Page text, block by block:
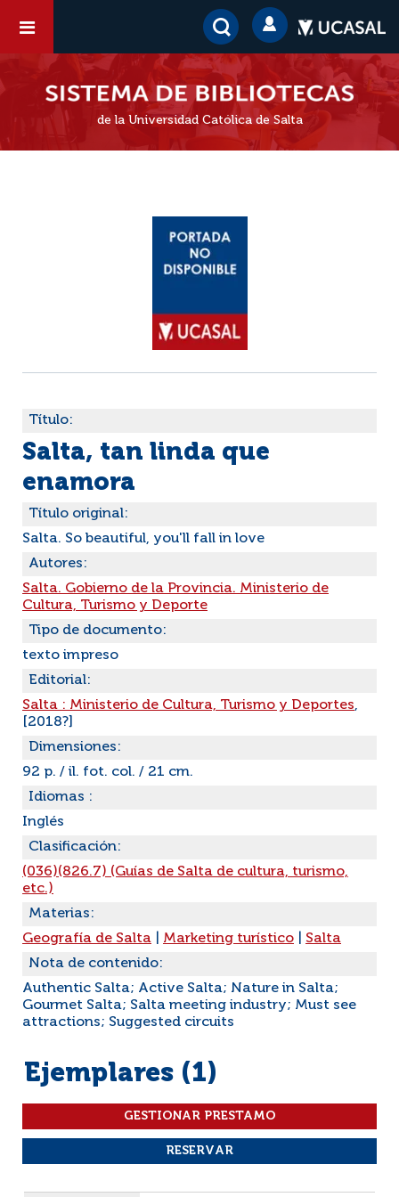
de la Universidad Católica de Salta
Título:
Salta, tan linda que
enamora
Título original:
Salta. So beautiful, you'll fall in love
Autores:
Salta. Gobierno de la Provincia. Ministerio de
Cultura, Turismo y Deporte
Tipo de documento:
texto impreso
Editorial:
Salta : Ministerio de Cultura, Turismo y Deportes,
[2018?]
Dimensiones:
92 p. / il. fot. col. / 21 cm.
Idiomas :
Inglés
Clasificación:
(036)(826.7) (Guías de Salta de cultura, turismo,
etc.)
Materias:
Geografía de Salta
Marketing turístico
Salta
Nota de contenido:
Authentic Salta; Active Salta; Nature in Salta;
Gourmet Salta; Salta meeting industry; Must see
attractions; Suggested circuits
Ejemplares (1)